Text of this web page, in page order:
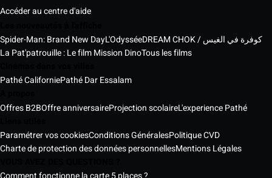
Accéder au centre d'aide
Spider-Man: Brand New DayL'Odyssée
DREAM CHOK / كوفرة في الغيس
La Pat'patrouille : Le film Mission DinoTous les films
Pathé CaliforniePathé Dar Essalam
Offres B2BOffre anniversaireProjection scolaireL'experience Pathé
Paramétrer vos cookiesConditions GénéralesPolitique CVD
Charte de protection des données personnellesMentions Légales